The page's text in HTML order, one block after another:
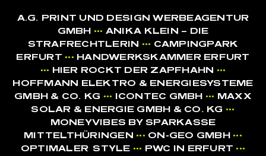
A.G. PRINT UND DESIGN WERBEAGENTUR
GMBH ••• ANIKA KLEIN – DIE
STRAFRECHTLERIN ••• CAMPINGPARK
ERFURT••• HANDWERKSKAMMER ERFURT
••• HIER ROCKT DER ZAPFHAHN •••
HOFFMANN ELEKTRO & ENERGIESYSTEME
GMBH & CO. KG ••• ICONTEC GMBH ••• MAXX
SOLAR & ENERGIE GMBH & CO. KG •••
MONEYVIBES BY SPARKASSE
MITTELTHÜRINGEN••• ON-GEO GMBH•••
OPTIMALER STYLE ••• PWC IN ERFURT•••